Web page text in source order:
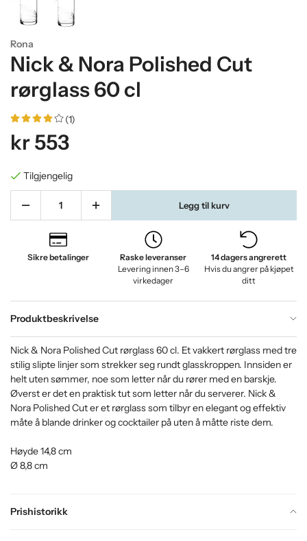
Rona
Nick & Nora Polished Cut
rørglass 60 cl
(1)
kr 553
Tilgjengelig
Legg til kurv
Sikre betalinger
Raske leveranser
Levering innen 3–6
virkedager
14 dagers angrerett
Hvis du angrer på kjøpet
ditt
Produktbeskrivelse
Prishistorikk
Nick & Nora Polished Cut rørglass 60 cl. Et vakkert rørglass med tre
stilig slipte linjer som strekker seg rundt glasskroppen. Innsiden er
helt uten sømmer, noe som letter når du rører med en barskje.
Øverst er det en praktisk tut som letter når du serverer. Nick &
Nora Polished Cut er et rørglass som tilbyr en elegant og effektiv
måte å blande drinker og cocktailer på uten å måtte riste dem.
Høyde 14,8 cm
Ø 8,8 cm